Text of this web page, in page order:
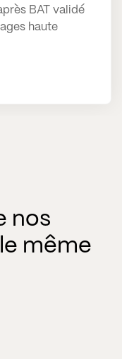
BAT validé
haute
nos
même